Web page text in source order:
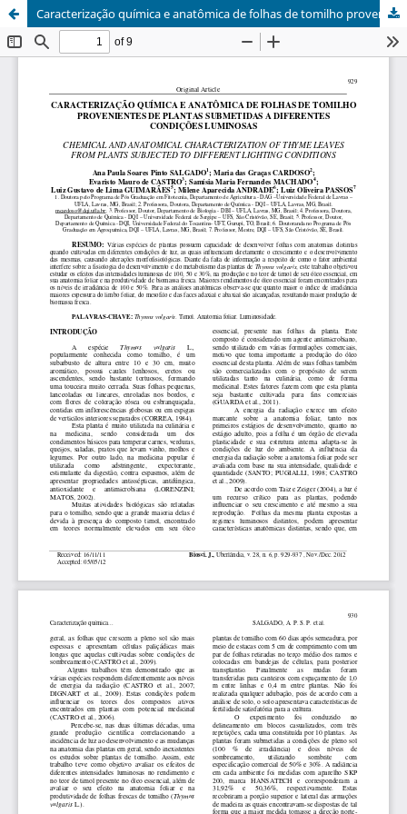
Caracterização química e anatômica de folhas de tomilho provenientes de plantas submetidas a diferentes condições luminosas